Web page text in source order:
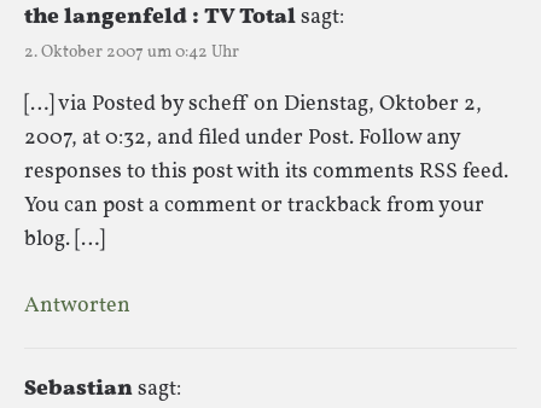
the langenfeld : TV Totalsagt:
2. Oktober 2007 um 0:42 Uhr
[…] via Posted by scheff on Dienstag, Oktober 2,
2007, at 0:32, and filed under Post. Follow any
responses to this post with its comments RSS feed.
You can post a comment or trackback from your
blog. […]
Antworten
Sebastiansagt: